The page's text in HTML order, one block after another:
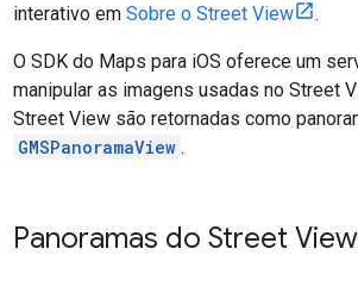
interativo em Sobre o Street View .
O SDK do Maps para iOS oferece um
manipular as imagens usadas no Street
Street View são retornadas como
GMSPanoramaView .
Panoramas do Street View